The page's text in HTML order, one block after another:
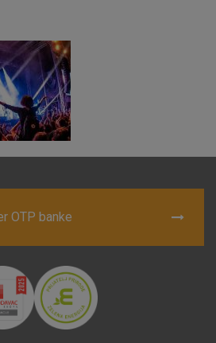
OTP banke
Analitički kolačići
navedenih kolačića
- uvijek aktivni
internetske stranice i
sustavima. Uobičajeno se
na vaše radnje koje uključuju zahtjev
te kolačiće ili pošalje upozorenje
neki dijelovi stranice neće raditi. Ti
informacije koje bi vas mogle